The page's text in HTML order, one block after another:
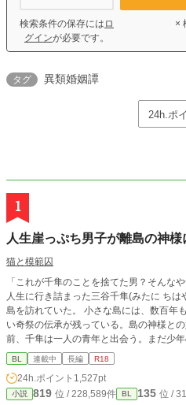
検索条件の保存には ロ
グインが必要です。
×
タグ 異類婚姻譚
1
人生崖っぷち男子が離島の神
猫と模範囚
「これが千隼のことを捨てた男？そんなやつ忘れ
人生に行き詰まった三谷千隼(みたに ち
島を訪れていた。 小さな島には、数百年
い奇祭の伝承が残っている。島の神様との婚姻の儀。 岬の崖
前、千隼は一人の青年と出会う。まだ少
な瑠璃色の瞳、幻想的な美貌の不思議な子だった。 「俺の名前
て」 なぜか名前を教えてくれない青年に、千隼は瑠璃(るり)という呼び名をつけ
る。 どこか浮世離れしているけど人懐っこい瑠璃との交流で、千隼は少しずつ
生きる気力を取り戻していく。 しかしあ
BL 連載中 長編 R18
24h.ポイント 1,527pt
小説 819 位 / 228,589件 BL 135 位 /